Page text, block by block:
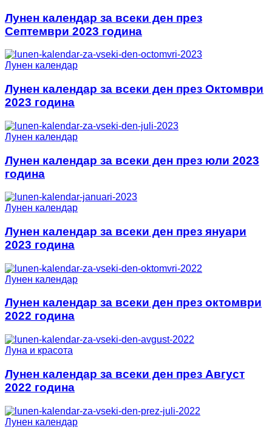
Лунен календар за всеки ден през
Септември 2023 година
Лунен календар
Лунен календар за всеки ден през Октомври
2023 година
Лунен календар
Лунен календар за всеки ден през юли 2023
година
Лунен календар
Лунен календар за всеки ден през януари
2023 година
Лунен календар
Лунен календар за всеки ден през октомври
2022 година
Луна и красота
Лунен календар за всеки ден през Август
2022 година
Лунен календар